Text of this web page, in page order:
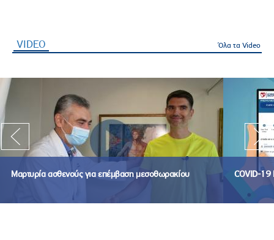
VIDEO Όλα τα Video
Μαρτυρία ασθενούς για επέμβαση μεσοθωρακίου COVID-19